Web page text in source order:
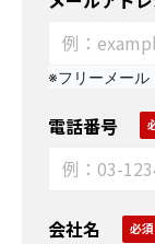
※フリーメール
電話番号
会社名